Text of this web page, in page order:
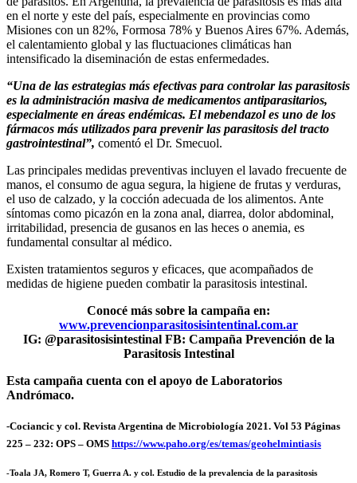
en el norte y este del país, especialmente en provincias como
Misiones con un 82%, Formosa 78% y Buenos Aires 67%. Además,
el calentamiento global y las fluctuaciones climáticas han
intensificado la diseminación de estas enfermedades.
“Una de las estrategias más efectivas para controlar las parasitosis
es la administración masiva de medicamentos antiparasitarios,
especialmente en áreas endémicas. El mebendazol es uno de los
fármacos más utilizados para prevenir las parasitosis del tracto
gastrointestinal”, comentó el Dr. Smecuol.
Las principales medidas preventivas incluyen el lavado frecuente de
manos, el consumo de agua segura, la higiene de frutas y verduras,
el uso de calzado, y la cocción adecuada de los alimentos. Ante
síntomas como picazón en la zona anal, diarrea, dolor abdominal,
irritabilidad, presencia de gusanos en las heces o anemia, es
fundamental consultar al médico.
Existen tratamientos seguros y eficaces, que acompañados de
medidas de higiene pueden combatir la parasitosis intestinal.
Conocé más sobre la campaña en:
www.prevencionparasitosisintentinal.com.ar
IG: @parasitosisintestinal FB: Campaña Prevención de la
Parasitosis Intestinal
Esta campaña cuenta con el apoyo de Laboratorios
Andrómaco.
-Cociancic y col. Revista Argentina de Microbiología 2021. Vol 53 Páginas
225 – 232: OPS – OMS https://www.paho.org/es/temas/geohelmintiasis
-Toala JA, Romero T, Guerra A. y col. Estudio de la prevalencia de la parasitosis